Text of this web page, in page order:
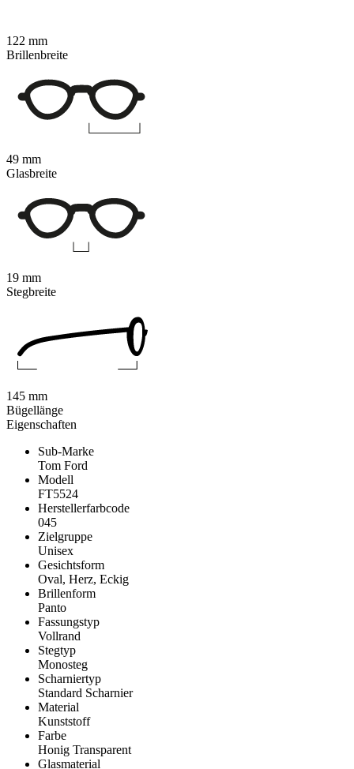
Eigenschaften
Sub-Marke
Tom Ford
Modell
FT5524
Herstellerfarbcode
045
Zielgruppe
Unisex
Gesichtsform
Oval, Herz, Eckig
Brillenform
Panto
Fassungstyp
Vollrand
Stegtyp
Monosteg
Scharniertyp
Standard Scharnier
Material
Kunststoff
Farbe
Honig Transparent
Glasmaterial
122 mm
Brillenbreite
49 mm
Glasbreite
19 mm
Stegbreite
145 mm
Bügellänge